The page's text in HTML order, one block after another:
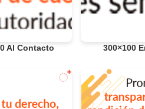
Al Contacto 300×100